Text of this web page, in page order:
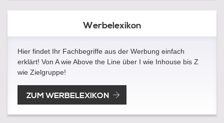
Werbelexikon
Hier findet Ihr Fachbegriffe aus der Werbung einfach
erklärt! Von A wie Above the Line über I wie Inhouse bis Z
wie Zielgruppe!
ZUM WERBELEXIKON